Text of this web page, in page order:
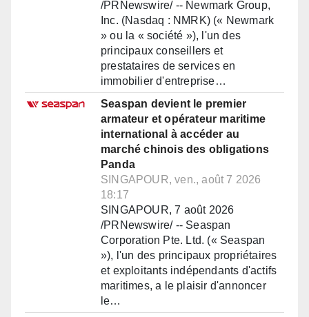
/PRNewswire/ -- Newmark Group,
Inc. (Nasdaq : NMRK) (« Newmark
» ou la « société »), l'un des
principaux conseillers et
prestataires de services en
immobilier d'entreprise…
Seaspan devient le premier
armateur et opérateur maritime
international à accéder au
marché chinois des obligations
Panda
SINGAPOUR, ven., août 7 2026
18:17
SINGAPOUR, 7 août 2026
/PRNewswire/ -- Seaspan
Corporation Pte. Ltd. (« Seaspan
»), l'un des principaux propriétaires
et exploitants indépendants d'actifs
maritimes, a le plaisir d'annoncer
le…